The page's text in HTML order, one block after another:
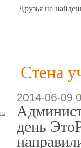
Друзья не
Стена
2014-06-09
день